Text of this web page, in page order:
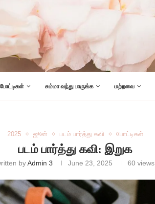
போட்டிகள் சும்மா வந்து பாருங்க மற்றவை
2025 ஜூன் படம் பார்த்து கவி போட்டிகள்
படம் பார்த்து கவி: இறுக
byAdmin 3 June 23, 2025 60views